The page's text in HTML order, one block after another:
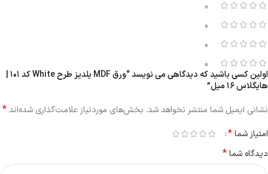
0
0
0
0
اولین کسی باشید که دیدگاهی می نویسد “ورق MDF یلدیز طرح White کد ۱۰۱ |
هایگلاس ۱۶ میل”
نشانی ایمیل شما منتشر نخواهد شد. بخش‌های موردنیاز علامت‌گذاری شده‌اند*
امتیاز شما*
دیدگاه شما*